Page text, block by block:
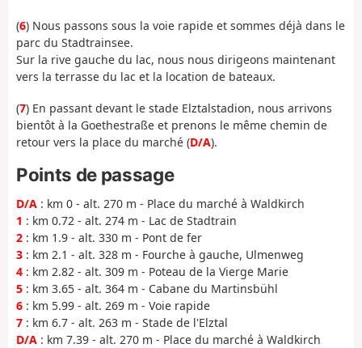
(6) Nous passons sous la voie rapide et sommes déjà dans le
parc du Stadtrainsee.
Sur la rive gauche du lac, nous nous dirigeons maintenant
vers la terrasse du lac et la location de bateaux.
(7) En passant devant le stade Elztalstadion, nous arrivons
bientôt à la Goethestraße et prenons le même chemin de
retour vers la place du marché (D/A).
Points de passage
D/A : km 0 - alt. 270 m - Place du marché à Waldkirch
1 : km 0.72 - alt. 274 m - Lac de Stadtrain
2 : km 1.9 - alt. 330 m - Pont de fer
3 : km 2.1 - alt. 328 m - Fourche à gauche, Ulmenweg
4 : km 2.82 - alt. 309 m - Poteau de la Vierge Marie
5 : km 3.65 - alt. 364 m - Cabane du Martinsbühl
6 : km 5.99 - alt. 269 m - Voie rapide
7 : km 6.7 - alt. 263 m - Stade de l'Elztal
D/A : km 7.39 - alt. 270 m - Place du marché à Waldkirch